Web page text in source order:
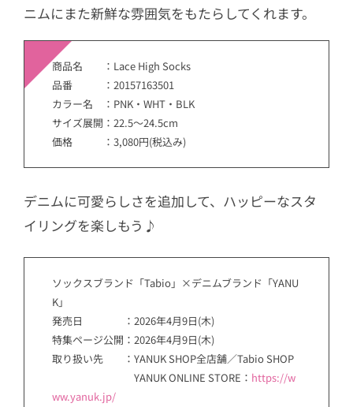
ニムにまた新鮮な雰囲気をもたらしてくれます。
商品名 ：Lace High Socks
品番 ：20157163501
カラー名 ：PNK・WHT・BLK
サイズ展開：22.5～24.5cm
価格 ：3,080円(税込み)
デニムに可愛らしさを追加して、ハッピーなスタ
イリングを楽しもう♪
ソックスブランド「Tabio」×デニムブランド「YANU
K」
発売日 ：2026年4月9日(木)
特集ページ公開：2026年4月9日(木)
取り扱い先 ：YANUK SHOP全店舗／Tabio SHOP
YANUK ONLINE STORE： https://w
ww.yanuk.jp/